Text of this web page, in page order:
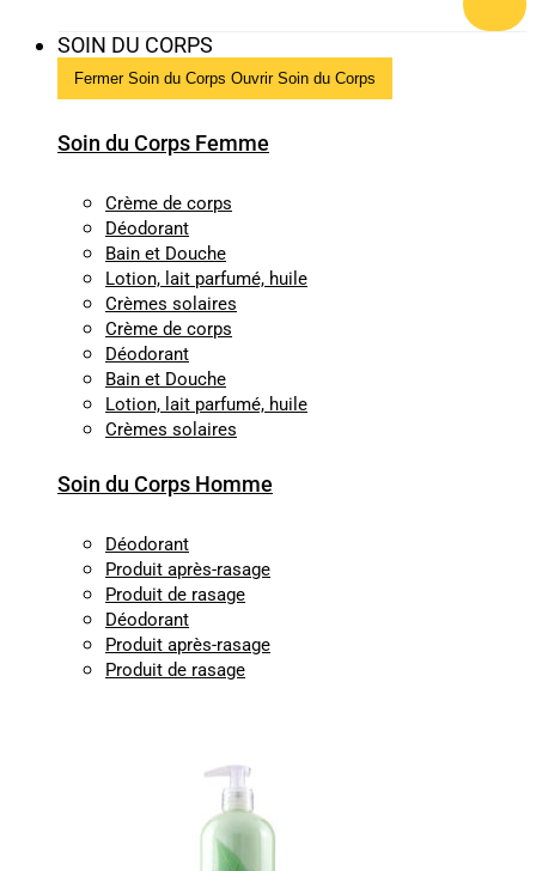
SOIN DU CORPS
Fermer Soin du Corps Ouvrir Soin du Corps
Soin du Corps Femme
Crème de corps
Déodorant
Bain et Douche
Lotion, lait parfumé, huile
Crèmes solaires
Crème de corps
Déodorant
Bain et Douche
Lotion, lait parfumé, huile
Crèmes solaires
Soin du Corps Homme
Déodorant
Produit après-rasage
Produit de rasage
Déodorant
Produit après-rasage
Produit de rasage